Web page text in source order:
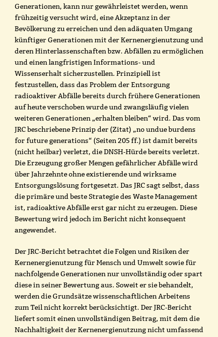
Generationen, kann nur gewährleistet werden, wenn
frühzeitig versucht wird, eine Akzeptanz in der
Bevölkerung zu erreichen und den adäquaten Umgang
künftiger Generationen mit der Kernenergienutzung und
deren Hinterlassenschaften bzw. Abfällen zu ermöglichen
und einen langfristigen Informations- und
Wissenserhalt sicherzustellen. Prinzipiell ist
festzustellen, dass das Problem der Entsorgung
radioaktiver Abfälle bereits durch frühere Generationen
auf heute verschoben wurde und zwangsläufig vielen
weiteren Generationen „erhalten bleiben“ wird. Das vom
JRC beschriebene Prinzip der (Zitat) „no undue burdens
for future generations“ (Seiten 205 ff.) ist damit bereits
(nicht heilbar) verletzt, die DNSH-Hürde bereits verletzt.
Die Erzeugung großer Mengen gefährlicher Abfälle wird
über Jahrzehnte ohne existierende und wirksame
Entsorgungslösung fortgesetzt. Das JRC sagt selbst, dass
die primäre und beste Strategie des Waste Management
ist, radioaktive Abfälle erst gar nicht zu erzeugen. Diese
Bewertung wird jedoch im Bericht nicht konsequent
angewendet.
Der JRC-Bericht betrachtet die Folgen und Risiken der
Kernenergienutzung für Mensch und Umwelt sowie für
nachfolgende Generationen nur unvollständig oder spart
diese in seiner Bewertung aus. Soweit er sie behandelt,
werden die Grundsätze wissenschaftlichen Arbeitens
zum Teil nicht korrekt berücksichtigt. Der JRC-Bericht
liefert somit einen unvollständigen Beitrag, mit dem die
Nachhaltigkeit der Kernenergienutzung nicht umfassend